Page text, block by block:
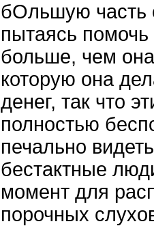
бОльшую часть
пытаясь
больше, чем
которую она
денег, так что
полностью
печально
бестактные
момент для
порочных